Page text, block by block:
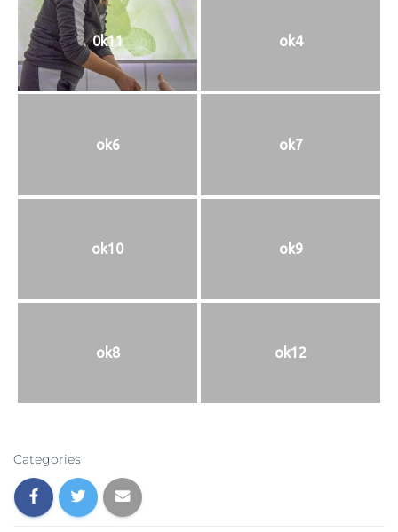
0k11 ok4
ok6 ok7
ok10 ok9
ok8 ok12
Categories